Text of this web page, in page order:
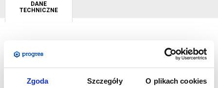
Zgoda Szczegóły O plikach cookies
DANE
TECHNICZNE
Namiot reklamowy będzie niezawodny na wszystkich
punkt gastronomiczny, informacyjny itp. przed